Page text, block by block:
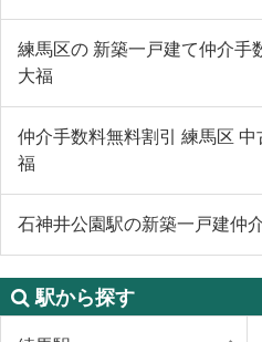
練馬区の 新築一戸建て仲介手
大福
仲介手数料無料割引 練馬区
福
石神井公園駅の新築一戸建仲
駅から探す